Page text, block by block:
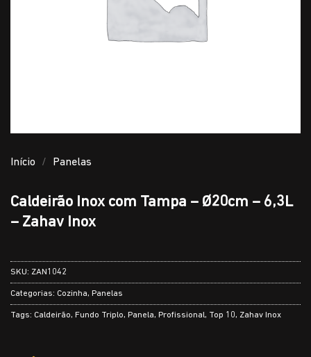
Início / Panelas
Caldeirão Inox com Tampa – Ø20cm – 6,3L
– Zahav Inox
SKU: ZAN1042
Categorias: Cozinha, Panelas
Tags: Caldeirão, Fundo Triplo, Panela, Profissional, Top 10, Zahav Inox